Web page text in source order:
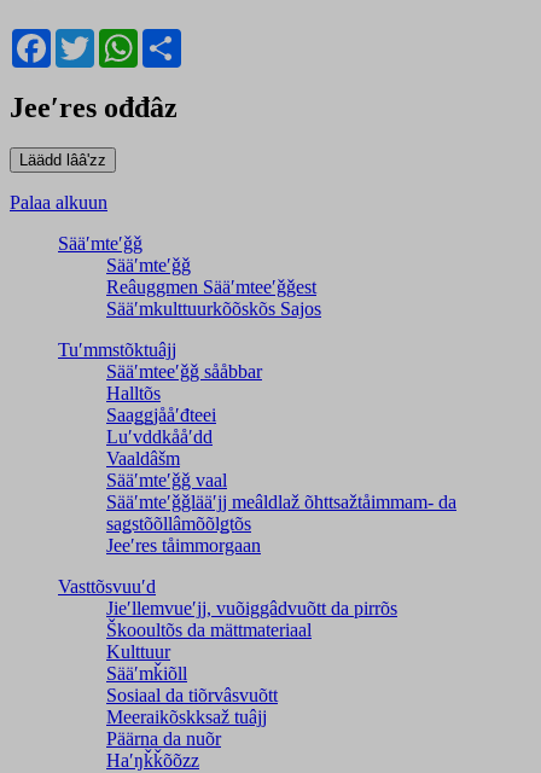
Facebook
TwitterWhatsApp
Jeeʹres ođđâz
Palaa alkuun
Sääʹmteʹǧǧ
Sääʹmteʹǧǧ
Reâuggmen Sääʹmteeʹǧǧest
Sääʹmkulttuurkõõskõs Sajos
Tuʹmmstõktuâjj
Sääʹmteeʹǧǧ sååbbar
Halltõs
Saaǥǥjååʹđteei
Luʹvddkååʹdd
Vaaldâšm
Sääʹmteʹǧǧ vaal
Sääʹmteʹǧǧlääʹjj meâldlaž õhttsažtåimmam- da
saǥstõõllâmõõlǥtõs
Jeeʹres tåimmorgaan
Vasttõsvuuʹd
Jieʹllemvueʹjj, vuõiggâdvuõtt da pirrõs
Škooultõs da mättmateriaal
Kulttuur
Sääʹmǩiõll
Sosiaal da tiõrvâsvuõtt
Meeraikõskksaž tuâjj
Päärna da nuõr
Haʹŋǩǩõõzz